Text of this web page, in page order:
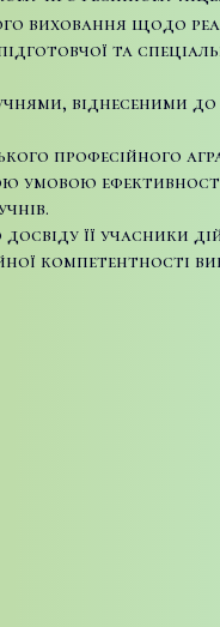
виховання щодо
та
віднесеними
професійного
її учасники
компетентності